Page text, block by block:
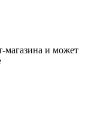
магазина и может